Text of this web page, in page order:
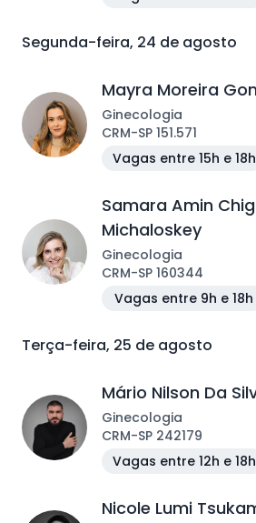
Segunda-feira, 24 de agosto
Mayra Moreira
Ginecologia
CRM-SP 151.571
Vagas entre 15h e 18h
Samara Amin
Michaloskey
Ginecologia
CRM-SP 160344
Vagas entre 9h e 18h
Terça-feira, 25 de agosto
Mário Nilson Da
Ginecologia
CRM-SP 242179
Vagas entre 12h e 18h
Nicole Lumi